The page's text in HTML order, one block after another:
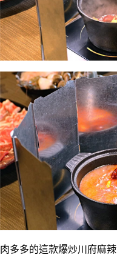
肉多多的這款爆炒川府麻